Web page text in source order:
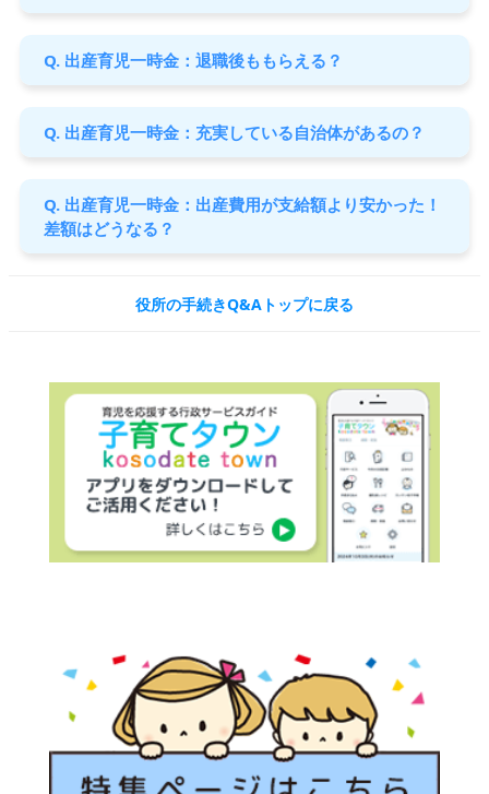
Q. 出産育児一時金：退職後ももらえる？
Q. 出産育児一時金：充実している自治体があるの？
Q. 出産育児一時金：出産費用が支給額より安かった！
差額はどうなる？
役所の手続きQ&Aトップに戻る